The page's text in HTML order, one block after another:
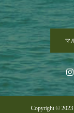
マ
Copyright ©